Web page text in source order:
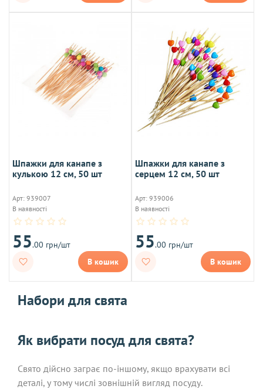
Шпажки для канапе з
кулькою 12 см, 50 шт
Арт: 939007
В наявності
55.00 грн/шт
В кошик
Шпажки для канапе з
серцем 12 см, 50 шт
Арт: 939006
В наявності
55.00 грн/шт
В кошик
Набори для свята
Як вибрати посуд для свята?
Свято дійсно заграє по-іншому, якщо врахувати всі
деталі, у тому числі зовнішній вигляд посуду.